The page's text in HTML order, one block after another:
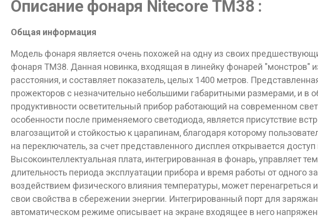
Описание фонаря Nitecore TM38 :
Общая информация
Модель фонаря является очень похожей на одну из своих
фонаря ТМ38. Данная новинка, входящая в линейку фонарей "монстров"
расстояния, и составляет показатель, целых 1400 метров.
прожекторов с незначительно небольшими габаритными размерами, и
продуктивности осветительный прибор работающий на современном
особенности после применяемого светодиода, является присутствие
влагозащитой и стойкостью к царапинам, благодаря которому
на переключатель, за счет представленного дисплея открывается
Высокоинтеллектуальная плата, интегрированная в фонарь, управляет
длительность периода эксплуатации прибора и время работы от одного
воздействием физического влияния температуры, может перенагреться
свои свойства в сбережении энергии. Интегрированный порт для
автоматическом режиме описывает на экране входящее в него